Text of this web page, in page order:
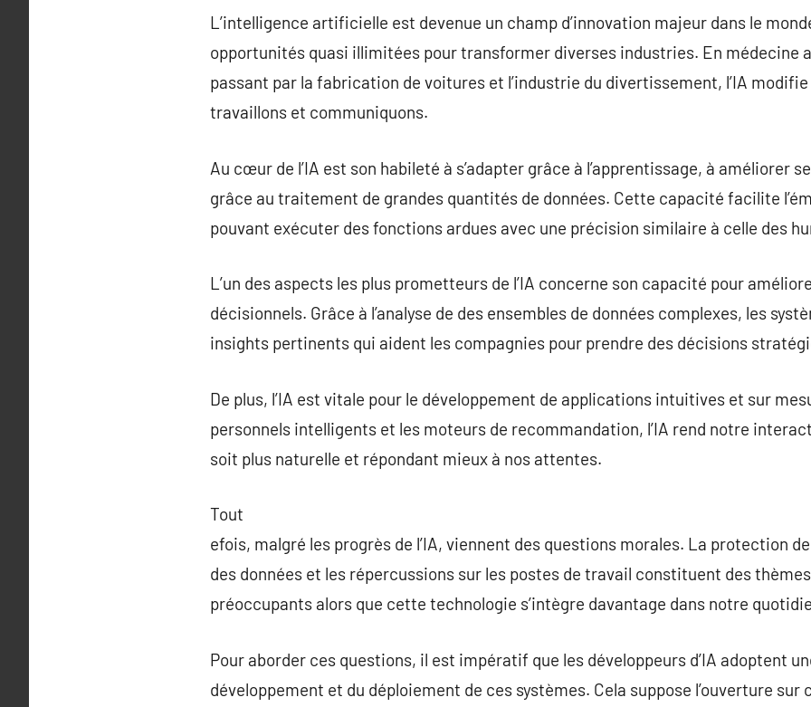
L’intelligence artificielle est devenue un champ d’innovation majeur dans le
opportunités quasi illimitées pour transformer diverses industries. En médecine
passant par la fabrication de voitures et l’industrie du divertissement, l’IA
travaillons et communiquons.
Au cœur de l’IA est son habileté à s’adapter grâce à l’apprentissage, à améliorer
grâce au traitement de grandes quantités de données. Cette capacité facilite
pouvant exécuter des fonctions ardues avec une précision similaire à celle des
L’un des aspects les plus prometteurs de l’IA concerne son capacité pour
décisionnels. Grâce à l’analyse de des ensembles de données complexes, les
insights pertinents qui aident les compagnies pour prendre des décisions
De plus, l’IA est vitale pour le développement de applications intuitives et sur
personnels intelligents et les moteurs de recommandation, l’IA rend notre
soit plus naturelle et répondant mieux à nos attentes.
Tout
efois, malgré les progrès de l’IA, viennent des questions morales. La protection
des données et les répercussions sur les postes de travail constituent des
préoccupants alors que cette technologie s’intègre davantage dans notre
Pour aborder ces questions, il est impératif que les développeurs d’IA adoptent
développement et du déploiement de ces systèmes. Cela suppose l’ouverture sur